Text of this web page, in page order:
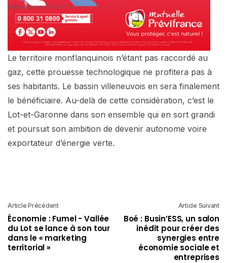
Le territoire monflanquinois n’étant pas raccordé au
gaz, cette prouesse technologique ne profitera pas à
ses habitants. Le bassin villeneuvois en sera finalement
le bénéficiaire. Au-delà de cette considération, c’est le
Lot-et-Garonne dans son ensemble qui en sort grandi
et poursuit son ambition de devenir autonome voire
exportateur d’énergie verte.
Article Précédent
Économie : Fumel - Vallée
du Lot se lance à son tour
dans le « marketing
territorial »
Article Suivant
Boé : Busin’ESS, un salon
inédit pour créer des
synergies entre
économie sociale et
entreprises